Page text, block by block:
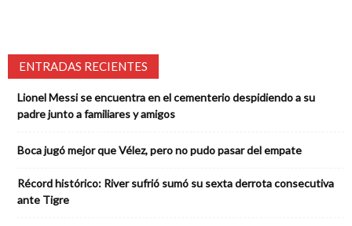
ENTRADAS RECIENTES
Lionel Messi se encuentra en el cementerio despidiendo a su
padre junto a familiares y amigos
Boca jugó mejor que Vélez, pero no pudo pasar del empate
Récord histórico: River sufrió sumó su sexta derrota consecutiva
ante Tigre